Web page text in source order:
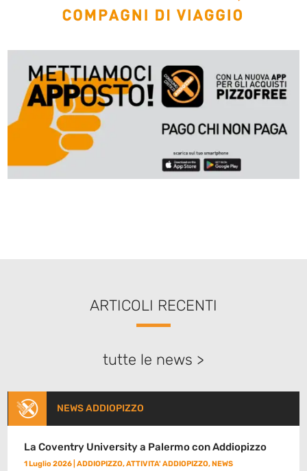
ARTICOLI RECENTI
tutte le news >
NEWS ADDIOPIZZO
La Coventry University a Palermo con Addiopizzo
1 Luglio 2026 |ADDIOPIZZO,ATTIVITA' ADDIOPIZZO,NEWS